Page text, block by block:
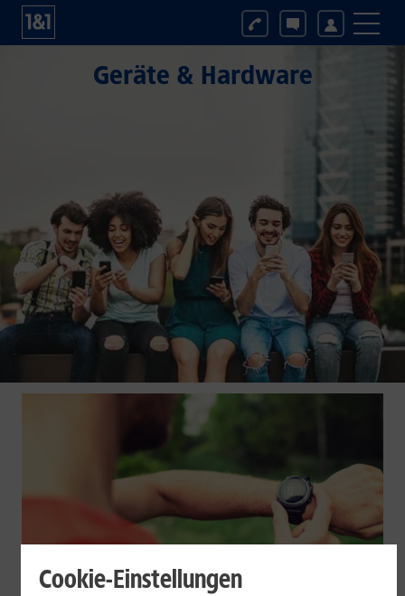
Geräte & Hardware
Cookie-Einstellungen